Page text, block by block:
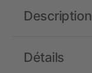
Détails
Description